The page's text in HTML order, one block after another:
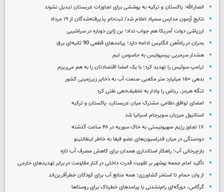
انصارالله: پاکستان و ترکیه به پوششی برای تجاوزات عربستان تبدیل نشوند
نتایج آزمون مدارس سمپاد اعلام شد/ ثبت‌نام پذیرفته‌شدگان از ۱۹ مرداد
ارزپاشی دولت آمریکا هم جواب نداد؛ ین ژاپن دوباره در سراشیبی
بحران در راه‌آهن انگلیس ادامه دارد؛ پیامدهای قطعی 90 ثانیه‌ای برق
هشدار سرمربی پرسپولیس به جاسوس تیم
ترامپ سوئیس را تهدید کرد؛ با یک امضا اقتصادتان را به هم می‌ریزم
بدهی ۱۵۰ میلیارد متر مکعبی صنعت آب به ذخایر زیرزمینی کشور
تنگه هرمز، ریاض را وادار به تخفیف‌دهی نفتی کرد
امضای توافق نظامی مشترک میان عربستان، پاکستان و ترکیه
استانبول میزبان سوپرجام اسپانیا شد
۱۷ تجاوز رژیم صهیونیستی به خاک سوریه در ۴۸ ساعت گذشته
دودستگی در میان فدراسیون‌های عضو فیفا به خاطر اینفانتینو
بازچرخانی آب؛ راهکار استانداری همدان برای کاهش مصرف آب تازه
تأکید امام جمعه بوشهر بر تقویت قدرت داخلی در کنار مقاومت در برابر تهدیدهای خارجی
از وان حمام تا استخر کشاورزی؛ همه منابع آب برای کودکان خطرآفرین‌اند
گرگاس، دورگه‌ای رام‌نشدنی با پیامدهای خطرناک برای روستاها